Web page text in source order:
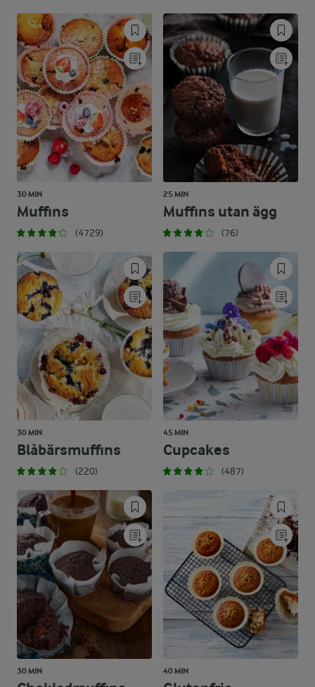
30 MIN
Muffins
(4729)
25 MIN
Muffins utan ägg
(76)
30 MIN
Blåbärsmuffins
(220)
45 MIN
Cupcakes
(487)
30 MIN 40 MIN